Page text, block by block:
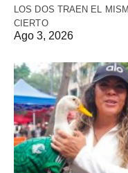
LOS DOS TRAEN EL
CIERTO
Ago 3, 2026